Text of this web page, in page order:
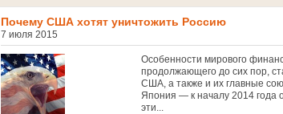
Почему США хотят уничтожить Россию
7 июля 2015
Особенности мирового
продолжающего до сих пор,
США, а также и их главные
Япония — к началу 2014 года
эти...